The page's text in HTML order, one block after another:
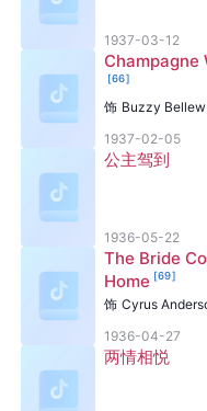
1937-03-12
Champagne
[66]
饰 Buzzy Bellew
1937-02-05
公主驾到
1936-05-22
The Bride
Home [69]
饰 Cyrus
1936-04-27
两情相悦